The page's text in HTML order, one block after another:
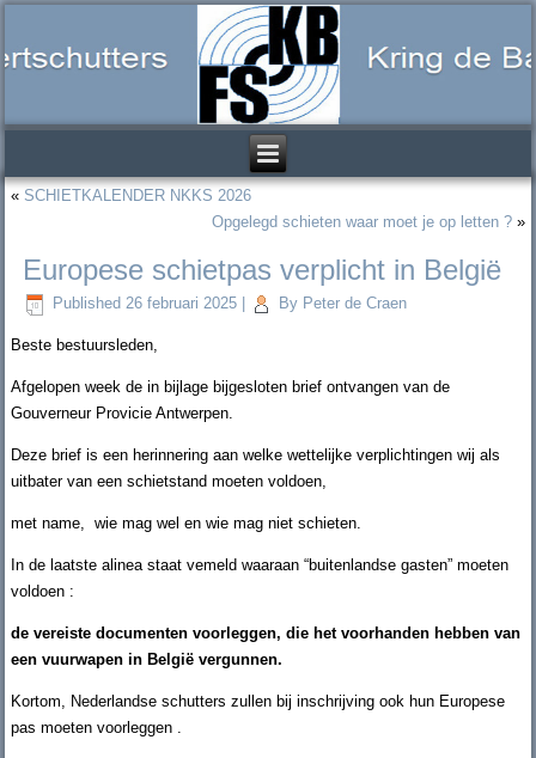
« SCHIETKALENDER NKKS 2026
Opgelegd schieten waar moet je op letten ?»
Europese schietpas verplicht in België
Published 26 februari 2025 By Peter de Craen
Beste bestuursleden,
Afgelopen week de in bijlage bijgesloten brief ontvangen van de
Gouverneur Provicie Antwerpen.
Deze brief is een herinnering aan welke wettelijke verplichtingen wij als
uitbater van een schietstand moeten voldoen,
met name, wie mag wel en wie mag niet schieten.
In de laatste alinea staat vemeld waaraan “buitenlandse gasten” moeten
voldoen :
de vereiste documenten voorleggen, die het voorhanden hebben van
een vuurwapen in België vergunnen.
Kortom, Nederlandse schutters zullen bij inschrijving ook hun Europese
pas moeten voorleggen .